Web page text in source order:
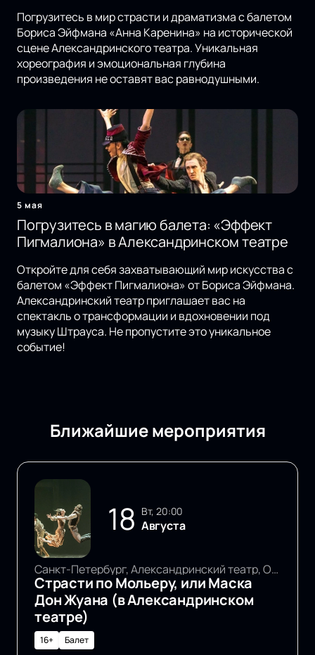
Погрузитесь в мир страсти и драматизма с балетом
Бориса Эйфмана «Анна Каренина» на исторической
сцене Александринского театра. Уникальная
хореография и эмоциональная глубина
произведения не оставят вас равнодушными.
5 мая
Погрузитесь в магию балета: «Эффект
Пигмалиона» в Александринском театре
Откройте для себя захватывающий мир искусства с
балетом «Эффект Пигмалиона» от Бориса Эйфмана.
Александринский театр приглашает вас на
спектакль о трансформации и вдохновении под
музыку Штрауса. Не пропустите это уникальное
событие!
Ближайшие мероприятия
18 вт, 20:00
Августа
Санкт-Петербург, Александринский театр, Основная сцена
Страсти по Мольеру, или Маска
Дон Жуана (в Александринском
театре)
16+ Балет